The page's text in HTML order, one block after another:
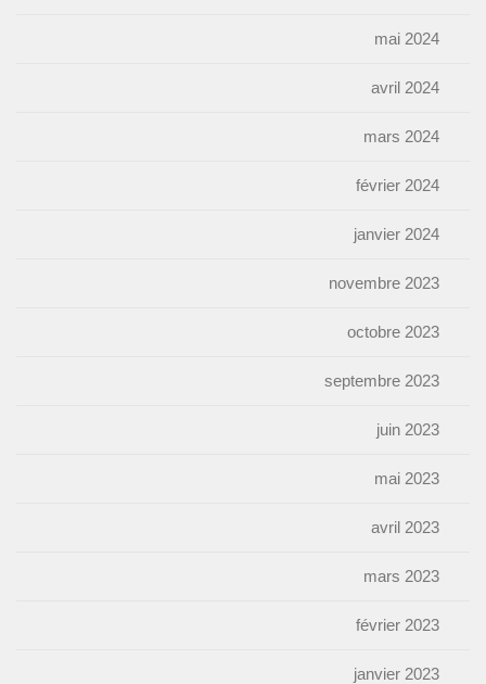
mai 2024
avril 2024
mars 2024
février 2024
janvier 2024
novembre 2023
octobre 2023
septembre 2023
juin 2023
mai 2023
avril 2023
mars 2023
février 2023
janvier 2023